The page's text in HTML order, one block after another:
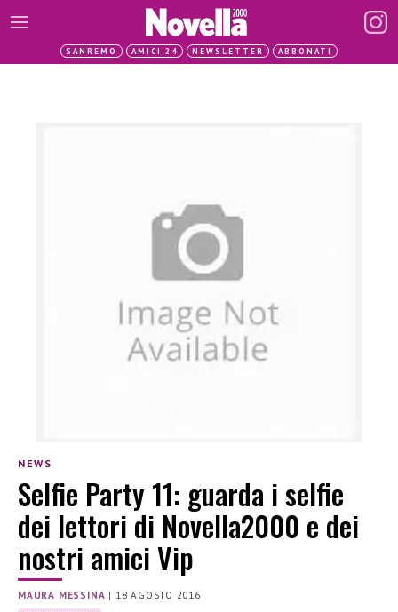
SANREMO AMICI 24 NEWSLETTER ABBONATI
NEWS
Selfie Party 11: guarda i selfie
dei lettori di Novella2000 e dei
nostri amici Vip
MAURA MESSINA | 18 AGOSTO 2016